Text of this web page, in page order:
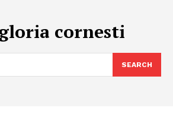
cornesti
SEARCH